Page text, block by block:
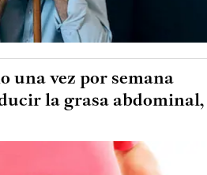
una vez por semana
la grasa abdominal,